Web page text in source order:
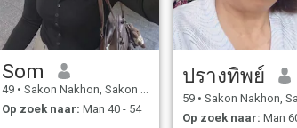
Som
49 • Sakon Nakhon, Sakon Nakhon, Thailand
Op zoek naar: Man 40 - 54
ปรางทิพย์
59 • Sakon Nakhon, Sakon Nakhon,
Op zoek naar: Man